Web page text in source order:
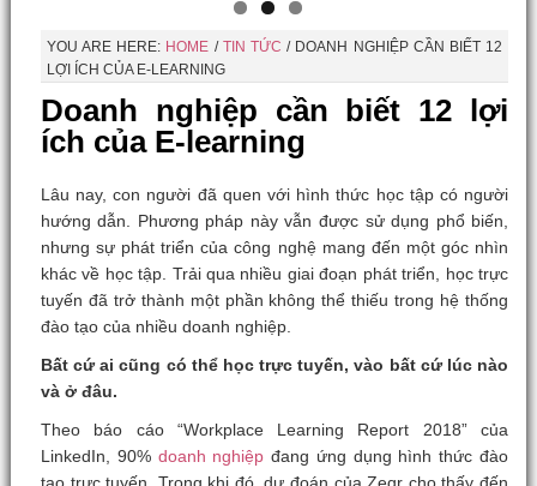
YOU ARE HERE: HOME / TIN TỨC /DOANH NGHIỆP CẦN BIẾT 12
LỢI ÍCH CỦA E-LEARNING
Doanh nghiệp cần biết 12 lợi
ích của E-learning
Lâu nay, con người đã quen với hình thức học tập có người
hướng dẫn. Phương pháp này vẫn được sử dụng phổ biến,
nhưng sự phát triển của công nghệ mang đến một góc nhìn
khác về học tập. Trải qua nhiều giai đoạn phát triển, học trực
tuyến đã trở thành một phần không thể thiếu trong hệ thống
đào tạo của nhiều doanh nghiệp.
Bất cứ ai cũng có thể học trực tuyến, vào bất cứ lúc nào
và ở đâu.
Theo báo cáo “Workplace Learning Report 2018” của
LinkedIn, 90% doanh nghiệp đang ứng dụng hình thức đào